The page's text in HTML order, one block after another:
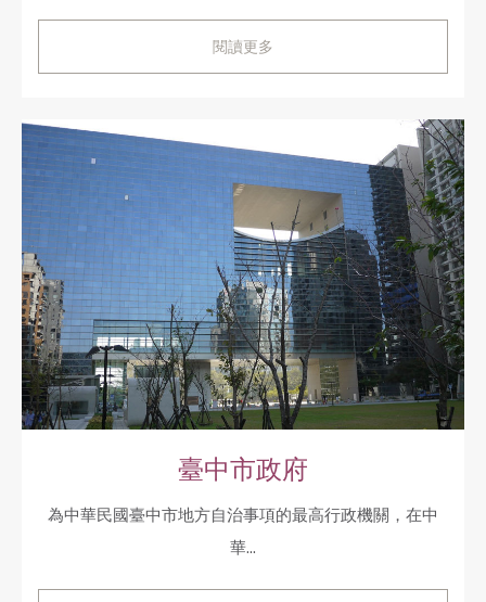
閱讀更多
臺中市政府
為中華民國臺中市地方自治事項的最高行政機關，在中
華...